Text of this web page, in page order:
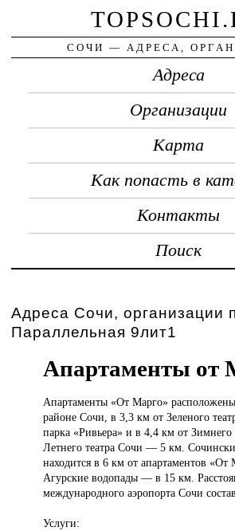
СОЧИ — АДРЕСА,
Адреса
Организации
Карта
Как попасть в
Контакты
Поиск
Адреса Сочи, организации
Параллельная 9лит1
Апартаменты от
Апартаменты «ОтМарго»
районе Сочи, в 3,3 км от Зеленого
парка «Ривьера» и в 4,4 км от Зимнего
Летнего театра Сочи — 5 км.
находится в 6 км от апартаментов «От
Агурские водопады — в 15 км.
международного аэропорта Сочи
Услуги: